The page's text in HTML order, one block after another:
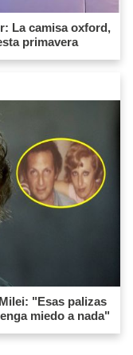
La camisa oxford,
primavera
"Esas palizas
miedo a nada"